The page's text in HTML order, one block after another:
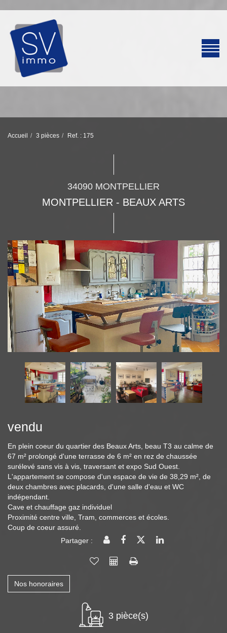
Accueil 3 pièces Ref. : 175
34090 MONTPELLIER
MONTPELLIER - BEAUX ARTS
vendu
En plein coeur du quartier des Beaux Arts, beau T3 au calme de
67 m² prolongé d'une terrasse de 6 m² en rez de chaussée
surélevé sans vis à vis, traversant et expo Sud Ouest.
L'appartement se compose d'un espace de vie de 38,29 m², de
deux chambres avec placards, d'une salle d'eau et WC
indépendant.
Cave et chauffage gaz individuel
Proximité centre ville, Tram, commerces et écoles.
Coup de coeur assuré.
Partager :
Nos honoraires
3 pièce(s)